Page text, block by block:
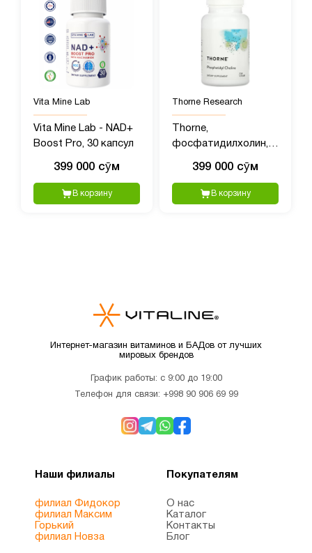
Vita Mine Lab
Vita Mine Lab - NAD+
Boost Pro, 30 капсул
399 000 сӯм
В корзину
Thorne Research
Thorne,
фосфатидилхолин,
399 000 сӯм
В корзину
Интернет-магазин витаминов и БАДов от лучших
мировых брендов
График работы: с 9:00 до 19:00
Телефон для связи: +998 90 906 69 99
Наши филиалы
филиал Фидокор
филиал Максим
Горький
филиал Новза
Покупателям
О нас
Каталог
Контакты
Блог